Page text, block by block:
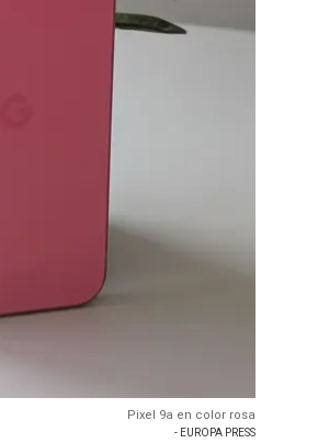
Pixel 9a en color rosa
- EUROPA PRESS